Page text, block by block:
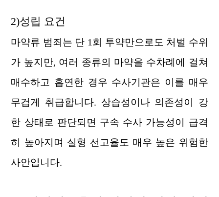
2)성립 요건
마약류 범죄는 단 1회 투약만으로도 처벌 수위
가 높지만, 여러 종류의 마약을 수차례에 걸쳐
매수하고 흡연한 경우 수사기관은 이를 매우
무겁게 취급합니다. 상습성이나 의존성이 강
한 상태로 판단되면 구속 수사 가능성이 급격
히 높아지며 실형 선고율도 매우 높은 위험한
사안입니다.